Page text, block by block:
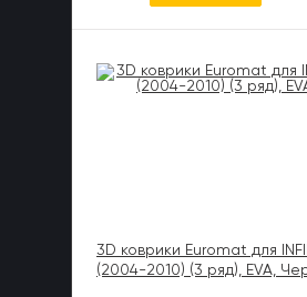
3D коврики Euromat для
(2004-2010) (3 ряд), EVA,